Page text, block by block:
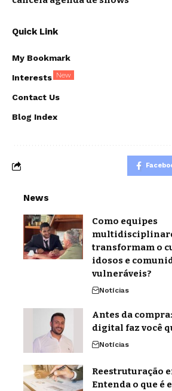
Quick Link
My Bookmark
Interests New
Contact Us
Blog Index
News
Como equipes
transformam o
idosos e
vulneráveis?
Notícias
Antes da
digital faz você
Notícias
Reestruturação
Entenda o que é